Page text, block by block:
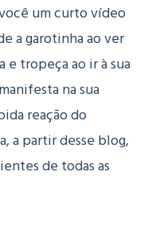
um curto vídeo
a garotinha ao ver
e tropeça ao ir à sua
na sua
reação do
a partir desse blog,
de todas as